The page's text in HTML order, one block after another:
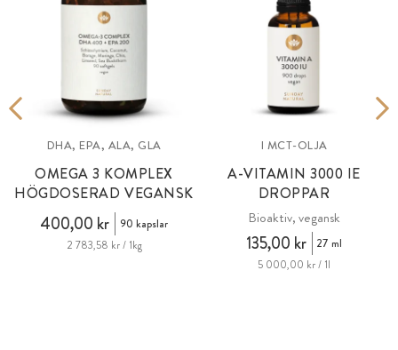
DHA, EPA, ALA, GLA
OMEGA 3 KOMPLEX
HÖGDOSERAD VEGANSK
400,00 kr
90 kapslar
2 783,58 kr / 1kg
I MCT-OLJA
A-VITAMIN3000 IE
DROPPAR
Bioaktiv, vegansk
135,00 kr
27 ml
5 000,00 kr / 1l